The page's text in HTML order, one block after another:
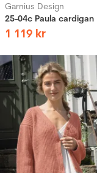
Garnius Design
25-04c Paula cardigan
1 119 kr